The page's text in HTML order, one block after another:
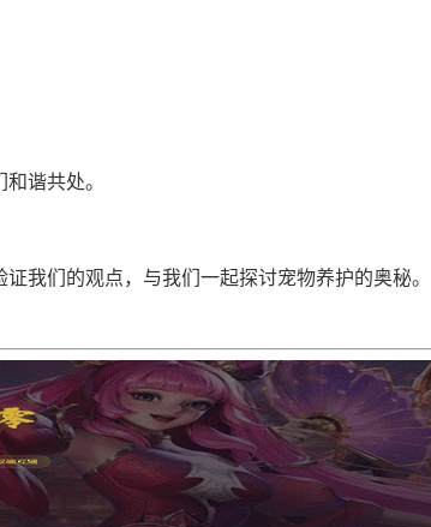
谐共处。
我们的观点，与我们一起探讨宠物养护的奥秘。